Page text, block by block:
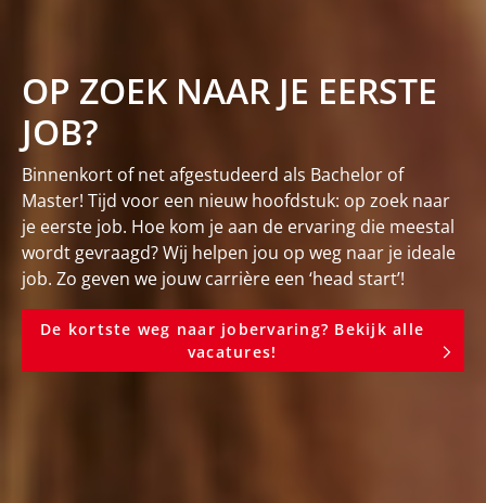
OP ZOEK NAAR JE EERSTE
JOB?
Binnenkort of net afgestudeerd als Bachelor of
Master! Tijd voor een nieuw hoofdstuk: op zoek naar
je eerste job. Hoe kom je aan de ervaring die meestal
wordt gevraagd? Wij helpen jou op weg naar je ideale
job. Zo geven we jouw carrière een ‘head start’!
De kortste weg naar jobervaring? Bekijk alle
vacatures!